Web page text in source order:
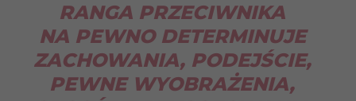
RANGA PRZECIWNIKA
NA PEWNO DETERMINUJE
ZACHOWANIA, PODEJŚCIE,
PEWNE WYOBRAŻENIA,